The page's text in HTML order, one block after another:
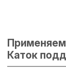
Каток